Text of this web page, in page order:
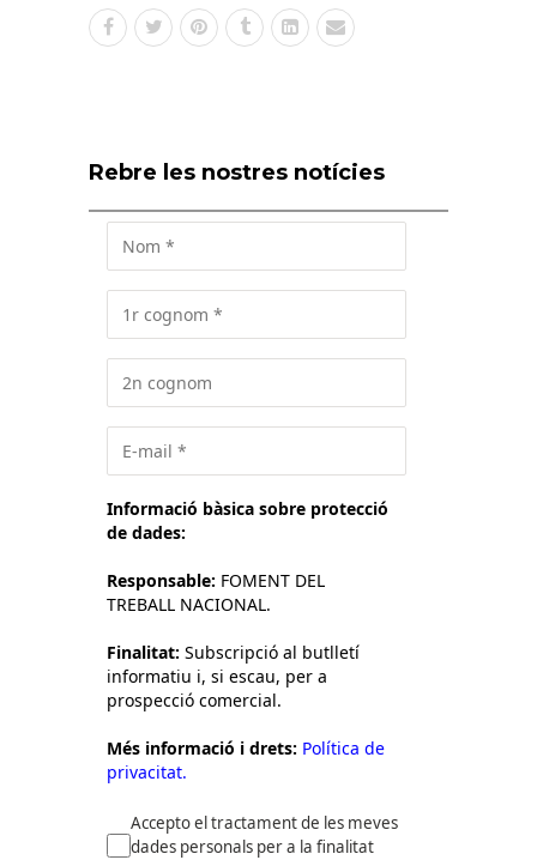
Rebre les nostres notícies
Informació bàsica sobre protecció
de dades:
Responsable: FOMENT DEL
TREBALL NACIONAL.
Finalitat: Subscripció al butlletí
informatiu i, si escau, per a
prospecció comercial.
Més informació i drets: Política de
privacitat.
Accepto el tractament de les meves
dades personals per a la finalitat